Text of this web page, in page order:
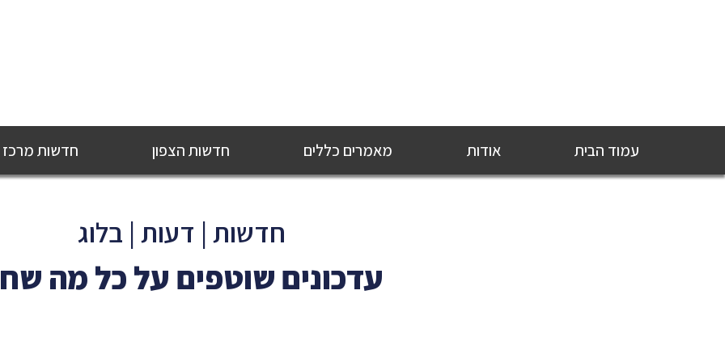
עמוד הבית אודות מאמרים כללים חדשות הצפון חדשות מרכז
חדשות | דעות | בלוג
עדכונים שוטפים על כל מה